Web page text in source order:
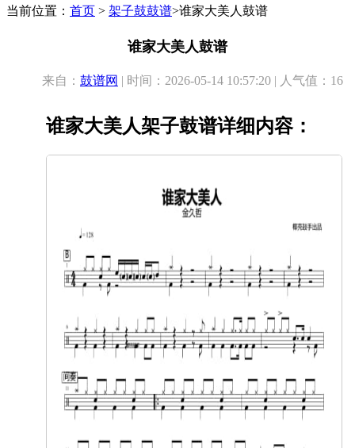
当前位置： 首页 > 架子鼓鼓谱>谁家大美人鼓谱
谁家大美人鼓谱
来自： 鼓谱网 | 时间：2026-05-14 10:57:20 | 人气值：16
谁家大美人架子鼓谱详细内容：